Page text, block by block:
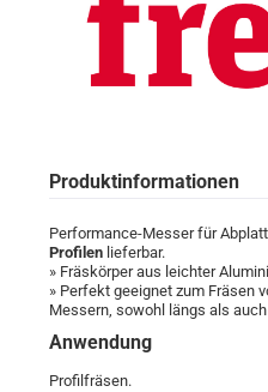
Produktinformationen
Performance-Messer für
Profilen lieferbar.
» Fräskörper aus leichter
» Perfekt geeignet zum Fräsen
Messern, sowohl längs als auch
Anwendung
Profilfräsen.